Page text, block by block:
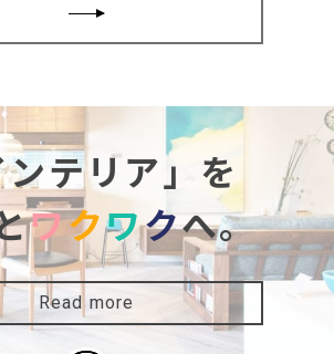
ンテリア」を
ワクワクへ。
Read more